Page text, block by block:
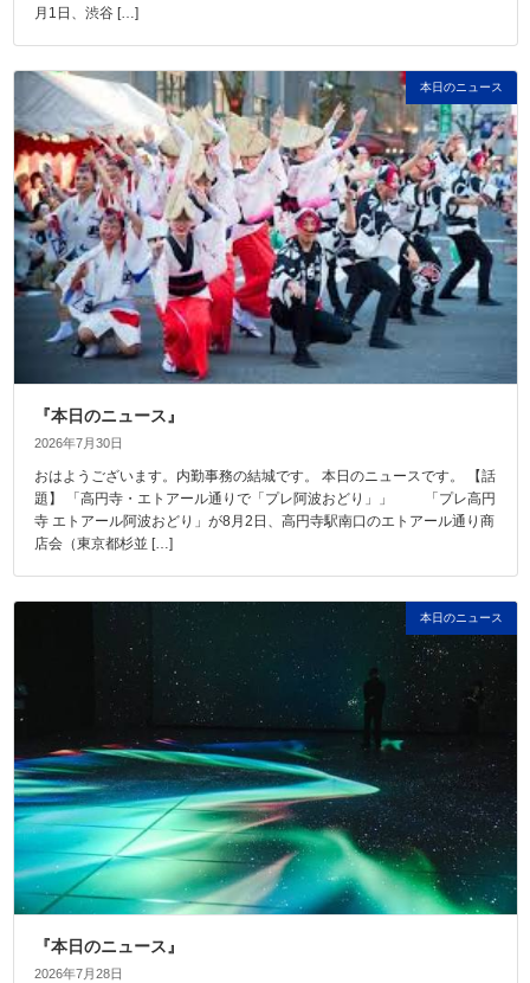
月1日、渋谷 […]
本日のニュース
『本日のニュース』
2026年7月30日
おはようございます。内勤事務の結城です。 本日のニュースです。 【話
題】 「高円寺・エトアール通りで「プレ阿波おどり」」 「プレ高円
寺 エトアール阿波おどり」が8月2日、高円寺駅南口のエトアール通り商
店会（東京都杉並 […]
本日のニュース
『本日のニュース』
2026年7月28日